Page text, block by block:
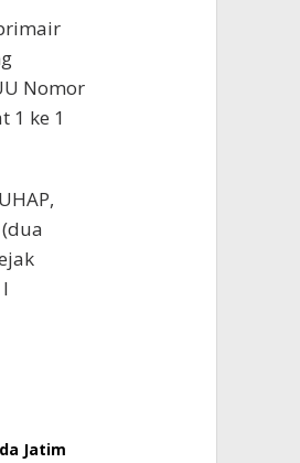
Nomor
1 ke 1
Jatim